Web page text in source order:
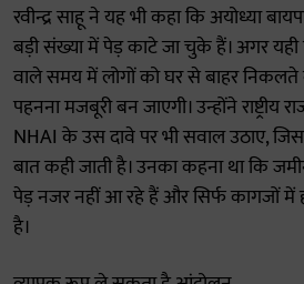
रवीन्द्र साहू ने यह भी कहा कि अयोध्या
बड़ी संख्या में पेड़ काटे जा चुके हैं। अगर यही
वाले समय में लोगों को घर से बाहर
पहनना मजबूरी बन जाएगी। उन्होंने राष्ट्रीय
NHAI के उस दावे पर भी सवाल उठाए,
बात कही जाती है। उनका कहना था कि
पेड़ नजर नहीं आ रहे हैं और सिर्फ कागजों में
है।